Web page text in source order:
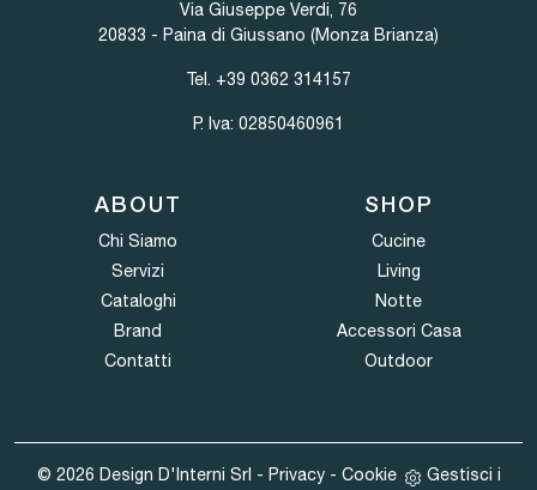
Via Giuseppe Verdi, 76
20833 - Paina di Giussano (Monza Brianza)
Tel. +39 0362 314157
P. Iva: 02850460961
ABOUT
Chi Siamo
Servizi
Cataloghi
Brand
Contatti
SHOP
Cucine
Living
Notte
Accessori Casa
Outdoor
© 2026 Design D'Interni Srl - Privacy- Cookie Gestisci i